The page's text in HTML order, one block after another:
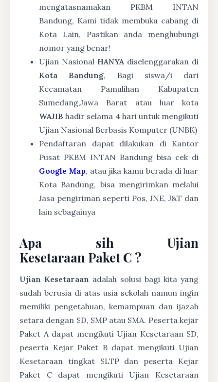
mengatasnamakan PKBM INTAN
Bandung, Kami tidak membuka cabang di
Kota Lain, Pastikan anda menghubungi
nomor yang benar!
Ujian Nasional HANYA diselenggarakan di
Kota Bandung, Bagi siswa/i dari
Kecamatan Pamulihan Kabupaten
Sumedang,Jawa Barat atau luar kota
WAJIB hadir selama 4 hari untuk mengikuti
Ujian Nasional Berbasis Komputer (UNBK)
Pendaftaran dapat dilakukan di Kantor
Pusat PKBM INTAN Bandung bisa cek di
Google Map, atau jika kamu berada di luar
Kota Bandung, bisa mengirimkan melalui
Jasa pengiriman seperti Pos, JNE, J&T dan
lain sebagainya
Apa sih Ujian
Kesetaraan Paket C ?
Ujian Kesetaraan adalah solusi bagi kita yang
sudah berusia di atas usia sekolah namun ingin
memiliki pengetahuan, kemampuan dan ijazah
setara dengan SD, SMP atau SMA. Peserta kejar
Paket A dapat mengikuti Ujian Kesetaraan SD,
peserta Kejar Paket B dapat mengikuti Ujian
Kesetaraan tingkat SLTP dan peserta Kejar
Paket C dapat mengikuti Ujian Kesetaraan